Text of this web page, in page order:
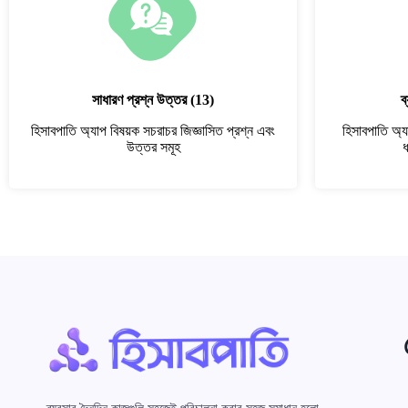
সাধারণ প্রশ্ন উত্তর(13)
হিসাবপাতি অ্যাপ বিষয়ক সচরাচর জিজ্ঞাসিত প্রশ্ন এবং
উত্তর সমূহ
হিসাবপাতি